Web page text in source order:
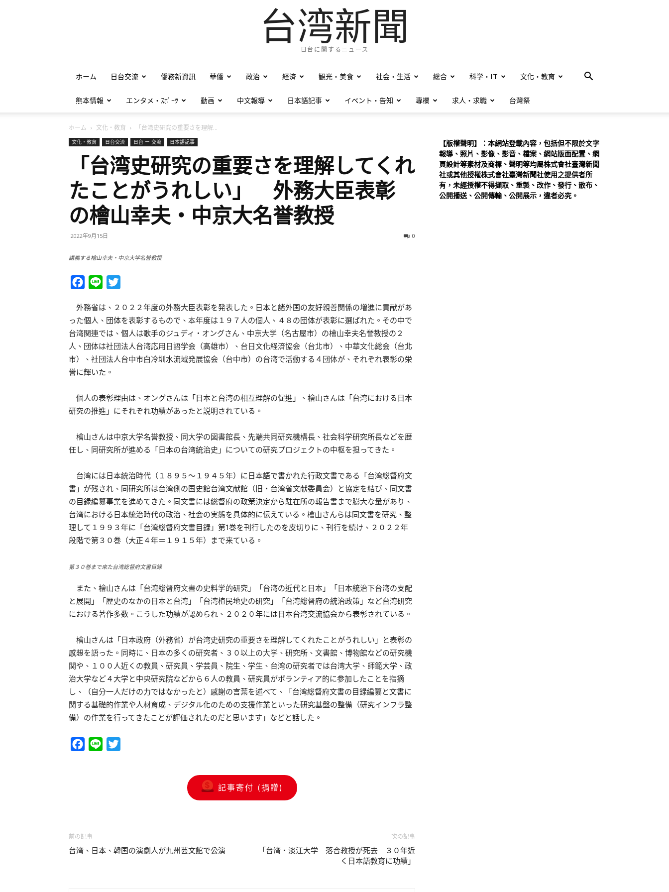
台湾新聞
日台に関するニュース
ホーム 日台交流 僑務新資訊 華僑 政治 経済 観光・美食 社会・生活 総合 科学・IT 文化・教育
熊本情報 エンタメ・ｽﾎﾟｰﾂ 動画 中文報導 日本語記事 イベント・告知 專欄 求人・求職 台灣祭
ホーム 文化・教育 「台湾史研究の重要さを理解...
文化・教育 日台交流 日台 ー 交流 日本語記事
「台湾史研究の重要さを理解してくれ
たことがうれしい」 外務大臣表彰
の檜山幸夫・中京大名誉教授
2022年9月15日 0
講義する檜山幸夫・中京大学名誉教授
Facebook
Line
外務省は、２０２２年度の外務大臣表彰を発表した。日本と諸外国の友好親善関係の増進に貢献があ
った個人、団体を表彰するもので、本年度は１９７人の個人、４８の団体が表彰に選ばれた。その中で
台湾関連では、個人は歌手のジュディ・オングさん、中京大学（名古屋市）の檜山幸夫名誉教授の２
人、団体は社団法人台湾応用日語学会（高雄市）、台日文化経済協会（台北市）、中華文化総会（台北
市）、社団法人台中市白冷圳水流域発展協会（台中市）の台湾で活動する４団体が、それぞれ表彰の栄
誉に輝いた。
個人の表彰理由は、オングさんは「日本と台湾の相互理解の促進」、檜山さんは「台湾における日本
研究の推進」にそれぞれ功績があったと説明されている。
檜山さんは中京大学名誉教授、同大学の図書館長、先端共同研究機構長、社会科学研究所長などを歴
任し、同研究所が進める「日本の台湾統治史」についての研究プロジェクトの中枢を担ってきた。
台湾には日本統治時代（１８９５～１９４５年）に日本語で書かれた行政文書である「台湾総督府文
書」が残され、同研究所は台湾側の国史館台湾文献館（旧・台湾省文献委員会）と協定を結び、同文書
の目録編纂事業を進めてきた。同文書には総督府の政策決定から駐在所の報告書まで膨大な量があり、
台湾における日本統治時代の政治、社会の実態を具体的に伝えている。檜山さんらは同文書を研究、整
理して１９９３年に「台湾総督府文書目録」第1巻を刊行したのを皮切りに、刊行を続け、２０２２年
段階で第３０巻（大正４年＝１９１５年）まで来ている。
第３０巻まで来た台湾総督府文書目録
また、檜山さんは「台湾総督府文書の史料学的研究」「台湾の近代と日本」「日本統治下台湾の支配
と展開」「歴史のなかの日本と台湾」「台湾植民地史の研究」「台湾総督府の統治政策」など台湾研究
における著作多数。こうした功績が認められ、２０２０年には日本台湾交流協会から表彰されている。
檜山さんは「日本政府（外務省）が台湾史研究の重要さを理解してくれたことがうれしい」と表彰の
感想を語った。同時に、日本の多くの研究者、３０以上の大学、研究所、文書館、博物館などの研究機
関や、１００人近くの教員、研究員、学芸員、院生、学生、台湾の研究者では台湾大学、師範大学、政
治大学など４大学と中央研究院などから６人の教員、研究員がボランティア的に参加したことを指摘
し、（自分一人だけの力ではなかったと）感謝の言葉を述べて、「台湾総督府文書の目録編纂と文書に
関する基礎的作業や人材育成、デジタル化のための支援作業といった研究基盤の整備（研究インフラ整
備）の作業を行ってきたことが評価されたのだと思います」などと話した。
Facebook
Line
記事寄付 (捐贈)
前の記事
台湾、日本、韓国の演劇人が九州芸文館で公演
次の記事
「台湾・淡江大学 落合教授が死去 ３０年近
く日本語教育に功績」
【版權聲明】：本網站登載內容，包括但不限於文字
報導、照片、影像、影音、檔案、網站版面配置、網
頁設計等素材及商標、聲明等均屬株式會社臺灣新聞
社或其他授權株式會社臺灣新聞社使用之提供者所
有，未經授權不得擷取、重製、改作、發行、散布、
公開播送、公開傳輸、公開展示，違者必究。